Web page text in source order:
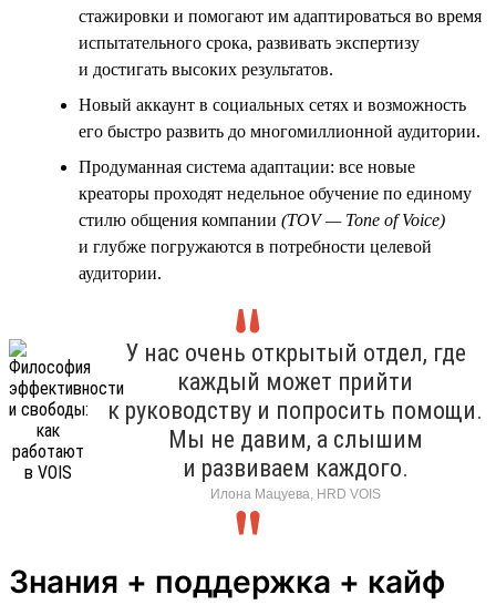
стажировки и помогают им адаптироваться во время
испытательного срока, развивать экспертизу
и достигать высоких результатов.
Новый аккаунт в социальных сетях и возможность
его быстро развить до многомиллионной аудитории.
Продуманная система адаптации: все новые
креаторы проходят недельное обучение по единому
стилю общения компании (TOV — Tone of Voice)
и глубже погружаются в потребности целевой
аудитории.
У нас очень открытый отдел, где
каждый может прийти
к руководству и попросить помощи.
Мы не давим, а слышим
и развиваем каждого.
Илона Мацуева, HRD VOIS
Знания + поддержка + кайф